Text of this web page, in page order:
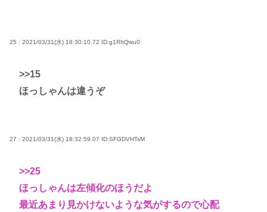
25 : 2021/03/31(水) 18:30:10.72 ID:g1RItQwu0
>>15
ほっしゃんは違うぞ
27 : 2021/03/31(水) 18:32:59.07 ID:SFGDVHTsM
>>25
ほっしゃんは左傾化のほうだよ
最近あまり見かけないような気がするので心配